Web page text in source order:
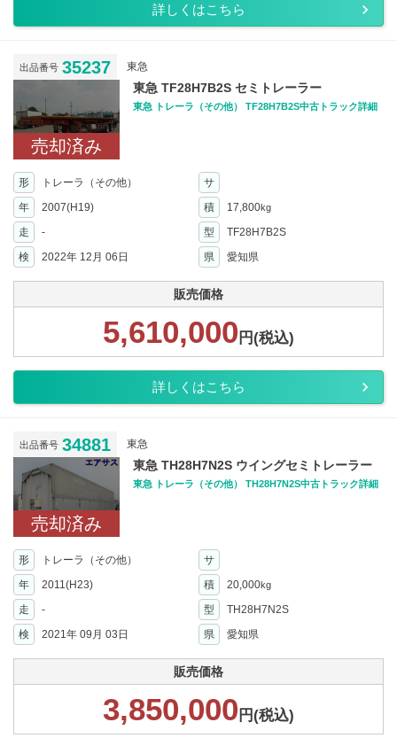
詳しくはこちら
出品番号 35237 東急
売却済み
東急 TF28H7B2S セミトレーラー
東急 トレーラ（その他） TF28H7B2S中古トラック詳細
形 トレーラ（その他）
サ
年
2007(H19) 積 17,800kg
走 - 型
TF28H7B2S
検
2022年 12月 06日 県 愛知県
販売価格
5,610,000 円(税込)
詳しくはこちら
出品番号 34881 東急
売却済み
東急 TH28H7N2S ウイングセミトレーラー
東急 トレーラ（その他） TH28H7N2S中古トラック詳細
形 トレーラ（その他）
サ
年
2011(H23) 積 20,000kg
走 - 型
TH28H7N2S
検
2021年 09月 03日 県 愛知県
販売価格
3,850,000 円(税込)